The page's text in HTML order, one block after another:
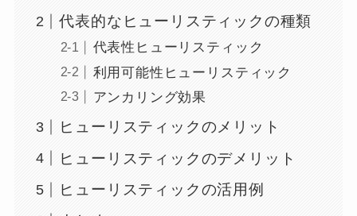
代表的なヒューリスティックの種類
代表性ヒューリスティック
利用可能性ヒューリスティック
アンカリング効果
ヒューリスティックのメリット
ヒューリスティックのデメリット
ヒューリスティックの活用例